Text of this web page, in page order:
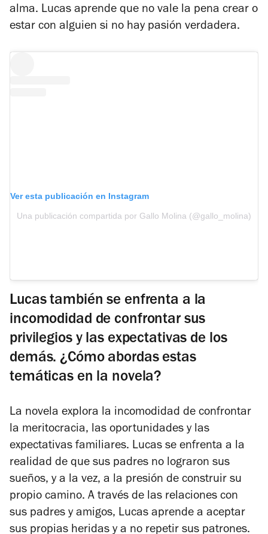
alma. Lucas aprende que no vale la pena crear o
estar con alguien si no hay pasión verdadera.
Ver esta publicación en Instagram
Una publicación compartida por Gallo Molina (@gallo_molina)
Lucas también se enfrenta a la
incomodidad de confrontar sus
privilegios y las expectativas de los
demás. ¿Cómo abordas estas
temáticas en la novela?
La novela explora la incomodidad de confrontar
la meritocracia, las oportunidades y las
expectativas familiares. Lucas se enfrenta a la
realidad de que sus padres no lograron sus
sueños, y a la vez, a la presión de construir su
propio camino. A través de las relaciones con
sus padres y amigos, Lucas aprende a aceptar
sus propias heridas y a no repetir sus patrones.